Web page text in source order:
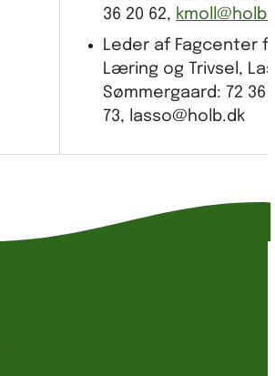
36 20 62,
Leder af Fagcenter
Læring og Trivsel,
Sømmergaard: 72 36
73, lasso@holb.dk